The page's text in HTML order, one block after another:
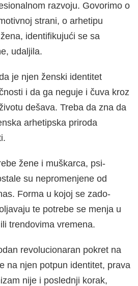
razvoju. Govorimo o
strani, o arhetipu
identifikujući se sa
udaljila.
je njen ženski identitet
i da ga neguje i čuva kroz
dešava. Treba da zna da
arhetipska priroda
žene i muškarca, psi­
su nepromenjene od
Forma u kojoj se zado­
te potrebe se menja u
trendovima vremena.
revolucionaran po­kret na
na njen potpun identitet, prava
nije i poslednji korak,